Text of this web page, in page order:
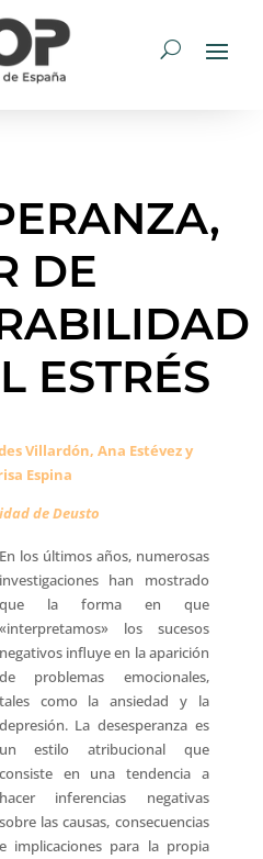
DE
ESTRÉS
Villardón, Ana Estévez y
Espina
de Deusto
En los últimos años, numerosas
investigaciones han mostrado
que la forma en que
«interpretamos» los sucesos
negativos influye en la aparición
de problemas emocionales,
tales como la ansiedad y la
depresión. La desesperanza es
un estilo atribucional que
consiste en una tendencia a
hacer inferencias negativas
sobre las causas, consecuencias
e implicaciones para la propia